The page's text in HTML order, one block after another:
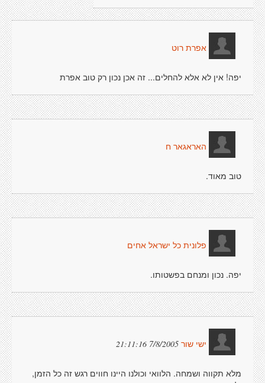
אפרת רוט
יפה! אין לא אלא להחלים... זה אכן נכון רק טוב אפרת
האראגאר ח
טוב מאוד.
פלונית כל ישראל אחים
יפה. נכון ומנחם בפשטותו.
ישי שור 7/8/2005 21:11:16
מלא תקווה ושמחה. הלוואי וכולנו היינו חווים רגש זה כל הזמן,